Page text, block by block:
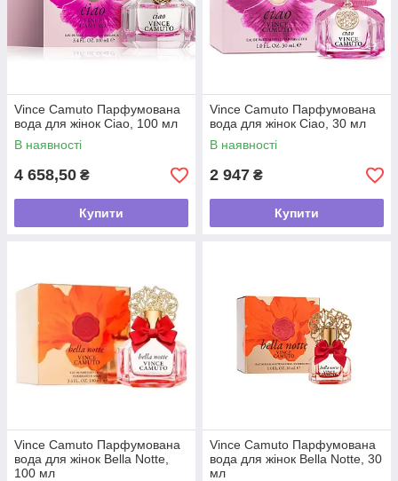
Vince Camuto Парфумована
вода для жінок Ciao, 100 мл
В наявності
4 658,50 ₴
Купити
Vince Camuto Парфумована
вода для жінок Ciao, 30 мл
В наявності
2 947 ₴
Купити
Vince Camuto Парфумована
вода для жінок Bella Notte,
100 мл
Vince Camuto Парфумована
вода для жінок Bella Notte, 30
мл